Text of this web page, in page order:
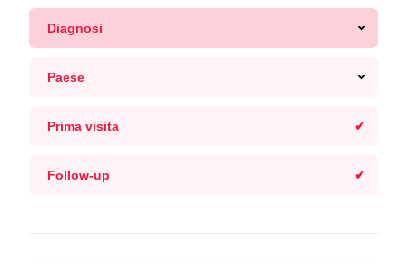
Diagnosi
Paese
Prima visita
Follow-up